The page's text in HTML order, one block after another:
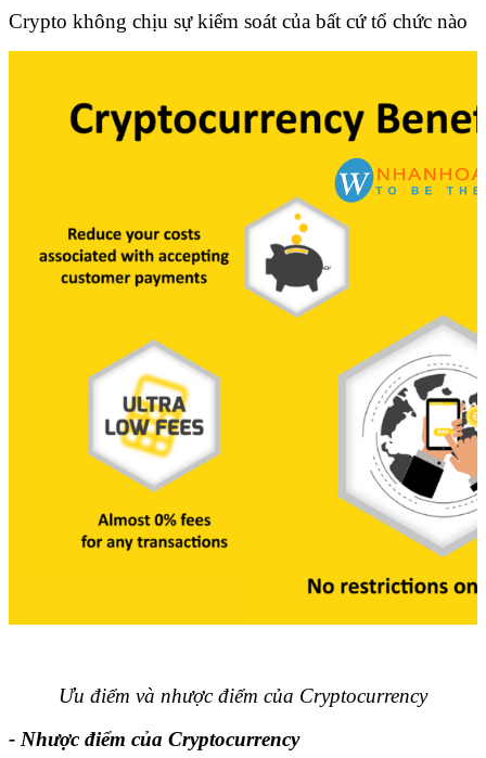
Crypto không chịu sự kiểm soát của bất cứ tổ chức nào
Ưu điểm và nhược điểm của Cryptocurrency
- Nhược điểm của Cryptocurrency